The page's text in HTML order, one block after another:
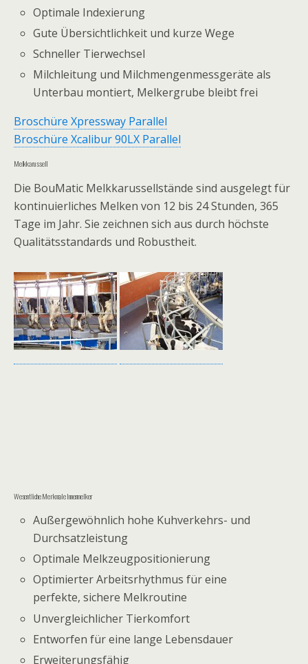
Optimale Indexierung
Gute Übersichtlichkeit und kurze Wege
Schneller Tierwechsel
Milchleitung und Milchmengenmessgeräte als
Unterbau montiert, Melkergrube bleibt frei
Broschüre Xpressway Parallel
Broschüre Xcalibur 90LX Parallel
Melkkarussell
Die BouMatic Melkkarussellstände sind ausgelegt für
kontinuierliches Melken von 12 bis 24 Stunden, 365
Tage im Jahr. Sie zeichnen sich aus durch höchste
Qualitätsstandards und Robustheit.
Wesentliche Merkmale Innenmelker
Außergewöhnlich hohe Kuhverkehrs- und
Durchsatzleistung
Optimale Melkzeugpositionierung
Optimierter Arbeitsrhythmus für eine
perfekte, sichere Melkroutine
Unvergleichlicher Tierkomfort
Entworfen für eine lange Lebensdauer
Erweiterungsfähig